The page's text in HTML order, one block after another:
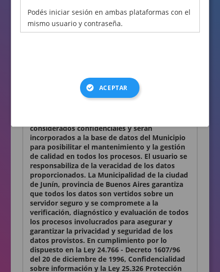
Términos y condiciones
Declaro conocer y aceptar lo establecido en la
considerados confidenciales y serán
incorporados a la base de datos del Municipio
para posibilitar el mantenimiento y la gestión
de calidad en todos los procesos. El usuario se
responsabiliza de la veracidad de los datos
proporcionados. La Municipalidad de la ciudad
de Junín, provincia de Buenos Aires garantiza
que todos los datos son vertidos sobre un
servidor seguro y se compromete a la
verificación, diagnóstico y evaluación de todos
los procesos involucrados para asegurar y
garantizar la privacidad y seguridad de los
datos provistos. En cumplimiento por lo
dispuesto en la Ley 24.766 - Decreto 1607/96
del 20 de diciembre de 1996, Confidencialidad
sobre información y la Ley 25.326 Protección
Podés iniciar sesión en ambas plataformas con el
mismo usuario y contraseña.
ACEPTAR